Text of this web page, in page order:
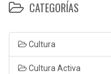
CATEGORÍAS
Cultura
Cultura Activa